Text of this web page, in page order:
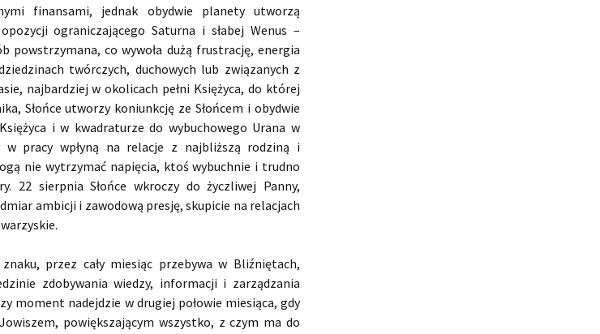
finansami, jednak obydwie planety utworzą
ograniczającego Saturna i słabej Wenus –
powstrzymana, co wywoła dużą frustrację, energia
twórczych, duchowych lub związanych z
najbardziej w okolicach pełni Księżyca, do której
Słońce utworzy koniunkcję ze Słońcem i obydwie
i w kwadraturze do wybuchowego Urana w
w pracy wpłyną na relacje z najbliższą rodziną i
nie wytrzymać napięcia, ktoś wybuchnie i trudno
22 sierpnia Słońce wkroczy do życzliwej Panny,
ambicji i zawodową presję, skupicie na relacjach
przez cały miesiąc przebywa w Bliźniętach,
zdobywania wiedzy, informacji i zarządzania
moment nadejdzie w drugiej połowie miesiąca, gdy
powiększającym wszystko, z czym ma do